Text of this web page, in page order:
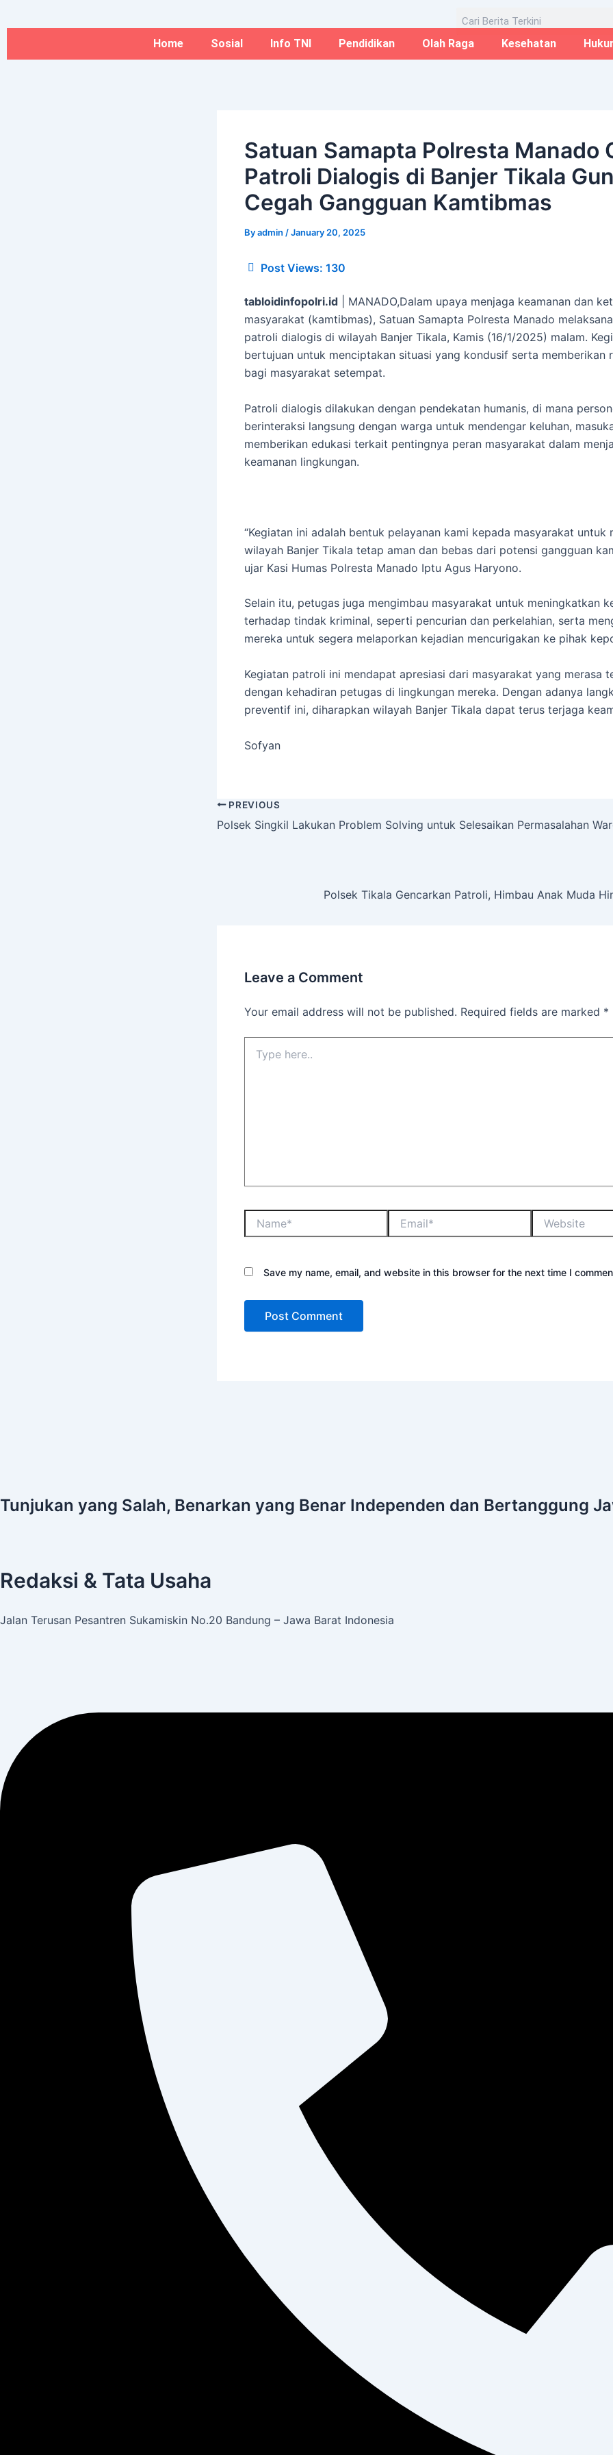
to
Home Sosial Info TNI Pendidikan Olah Raga Kesehatan
Satuan Samapta Polresta Manado
Patroli Dialogis di Banjer Tikala
Cegah Gangguan Kamtibmas
Byadmin /January 20, 2025
Post Views: 130
tabloidinfopolri.id | MANADO,Dalam upaya menjaga keamanan dan
masyarakat (kamtibmas), Satuan Samapta Polresta Manado
patroli dialogis di wilayah Banjer Tikala, Kamis (16/1/2025) malam.
bertujuan untuk menciptakan situasi yang kondusif serta memberikan
bagi masyarakat setempat.
Patroli dialogis dilakukan dengan pendekatan humanis, di mana
berinteraksi langsung dengan warga untuk mendengar keluhan,
memberikan edukasi terkait pentingnya peran masyarakat dalam
keamanan lingkungan.
“Kegiatan ini adalah bentuk pelayanan kami kepada masyarakat untuk
wilayah Banjer Tikala tetap aman dan bebas dari potensi gangguan
ujar Kasi Humas Polresta Manado Iptu Agus Haryono.
Selain itu, petugas juga mengimbau masyarakat untuk meningkatkan
terhadap tindak kriminal, seperti pencurian dan perkelahian, serta
mereka untuk segera melaporkan kejadian mencurigakan ke pihak
Kegiatan patroli ini mendapat apresiasi dari masyarakat yang merasa
dengan kehadiran petugas di lingkungan mereka. Dengan adanya
preventif ini, diharapkan wilayah Banjer Tikala dapat terus terjaga
Sofyan
PREVIOUS
Polsek Singkil Lakukan Problem Solving untuk Selesaikan Permasalahan
Polsek Tikala Gencarkan Patroli, Himbau Anak Muda
Leave a Comment
Your email address will not be published. Required fields are marked *
Save my name, email, and website in this browser for the next time I
Tunjukan yang Salah, Benarkan yang Benar Independen dan Bertanggung
Redaksi & Tata Usaha
Jalan Terusan Pesantren Sukamiskin No.20 Bandung – Jawa Barat Indonesia